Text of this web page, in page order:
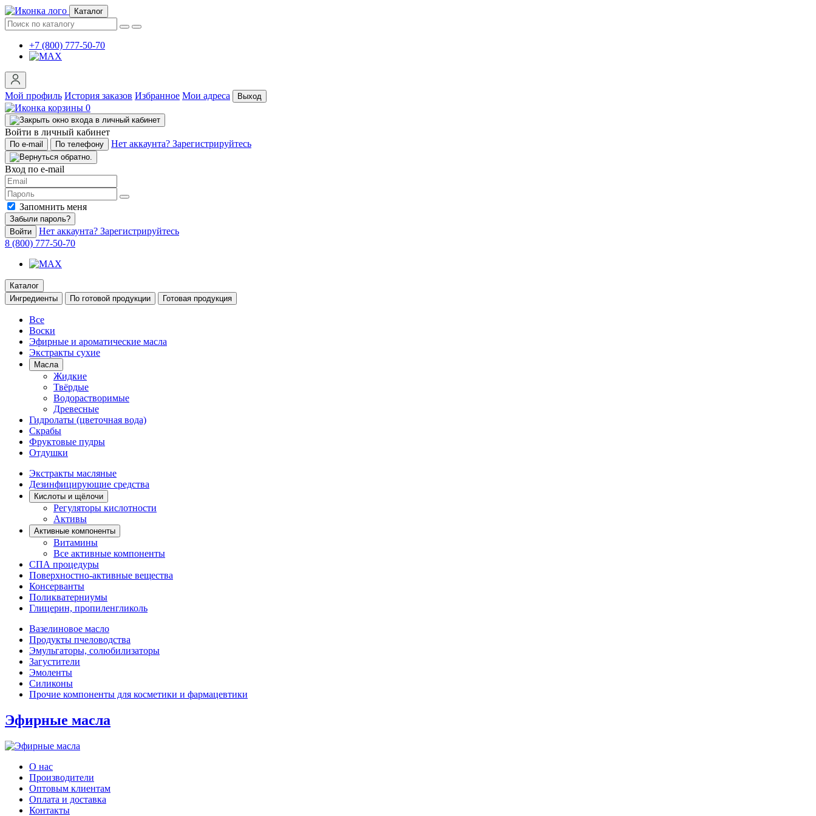
Каталог
+7 (800) 777-50-70
Мой профиль История заказов Избранное Мои адреса Выход
0
Войти в личный кабинет
По e-mail По телефону Нет аккаунта? Зарегистрируйтесь
Вход по e-mail
Запомнить меня
Забыли пароль?
Войти
Нет аккаунта? Зарегистрируйтесь
8 (800) 777-50-70
Каталог
Ингредиенты
По готовой продукции Готовая продукция
Все
Воски
Эфирные и ароматические масла
Экстракты сухие
Масла
Жидкие
Твёрдые
Водорастворимые
Древесные
Гидролаты (цветочная вода)
Скрабы
Фруктовые пудры
Отдушки
Экстракты масляные
Дезинфицирующие средства
Кислоты и щёлочи
Регуляторы кислотности
Активы
Активные компоненты
Витамины
Все активные компоненты
СПА процедуры
Поверхностно-активные вещества
Консерванты
Поликватерниумы
Глицерин, пропиленгликоль
Вазелиновое масло
Продукты пчеловодства
Эмульгаторы, солюбилизаторы
Загустители
Эмоленты
Силиконы
Прочие компоненты для косметики и фармацевтики
Эфирные масла
О нас
Производители
Оптовым клиентам
Оплата и доставка
Контакты